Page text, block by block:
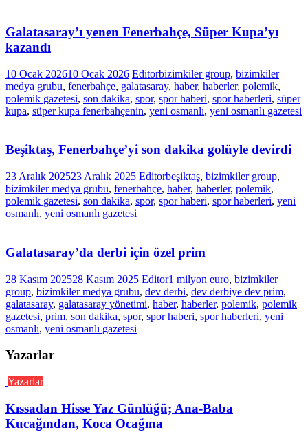
Galatasaray’ı yenen Fenerbahçe, Süper Kupa’yı
kazandı
10 Ocak 202610 Ocak 2026 Editorbizimkiler group, bizimkiler
medya grubu, fenerbahçe, galatasaray, haber, haberler, polemik,
polemik gazetesi, son dakika, spor, spor haberi, spor haberleri, süper
kupa, süper kupa fenerbahçenin, yeni osmanlı, yeni osmanlı gazetesi
Beşiktaş, Fenerbahçe’yi son dakika golüyle devirdi
23 Aralık 202523 Aralık 2025 Editorbeşiktaş, bizimkiler group,
bizimkiler medya grubu, fenerbahçe, haber, haberler, polemik,
polemik gazetesi, son dakika, spor, spor haberi, spor haberleri, yeni
osmanlı, yeni osmanlı gazetesi
Galatasaray’da derbi için özel prim
28 Kasım 202528 Kasım 2025 Editor1 milyon euro, bizimkiler
group, bizimkiler medya grubu, dev derbi, dev derbiye dev prim,
galatasaray, galatasaray yönetimi, haber, haberler, polemik, polemik
gazetesi, prim, son dakika, spor, spor haberi, spor haberleri, yeni
osmanlı, yeni osmanlı gazetesi
Yazarlar
Yazarlar
Kıssadan Hisse Yaz Günlüğü; Ana-Baba
Kucağından, Koca Ocağına